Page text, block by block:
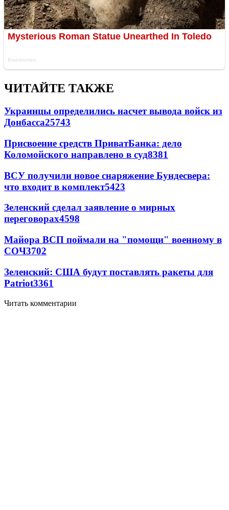
ЧИТАЙТЕ ТАКЖЕ
Украинцы определились насчет вывода войск из
Донбасса25743
Присвоение средств ПриватБанка: дело
Коломойского направлено в суд8381
ВСУ получили новое снаряжение Бундесвера:
что входит в комплект5423
Зеленский сделал заявление о мирных
переговорах4598
Майора ВСП поймали на "помощи" военному в
СОЧ3702
Зеленский: США будут поставлять ракеты для
Patriot3361
Читать комментарии